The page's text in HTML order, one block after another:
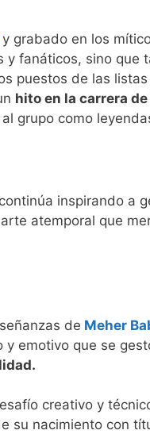
y grabado en los
y fanáticos, sino que
puestos de las
hito en la carrera
grupo como
inspirando a
atemporal que
de Meher
emotivo que se
creativo y
su nacimiento con